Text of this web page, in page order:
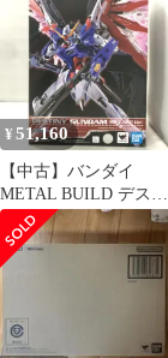
BLUE Ver. 『機動戦士
ガンダムSEED
DESTINY』(魂ネイシ
ョン2018、魂ウェブ商
店限定)
¥ 51,160
【中古】バンダイ
METAL BUILD デステ
ィニーガンダム SOUL
RED Ver. 機動戦士ガン
ダムSEED DESTINY
TAMASHII NATION